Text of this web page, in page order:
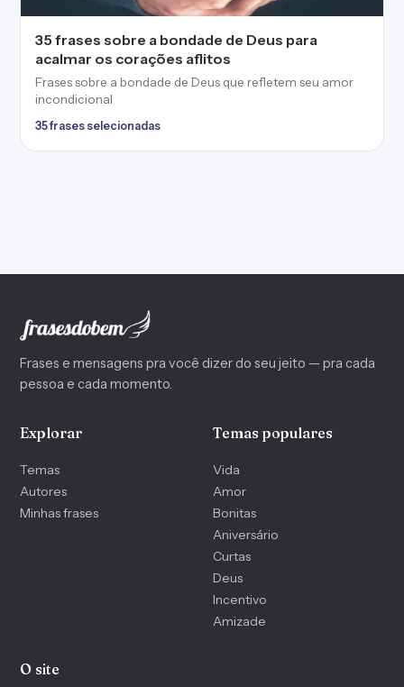
35 frases sobre a bondade de Deus para
acalmar os corações aflitos
Frases sobre a bondade de Deus que refletem seu amor
incondicional
35 frases selecionadas
Frases e mensagens pra você dizer do seu jeito — pra cada
pessoa e cada momento.
Explorar
Temas
Autores
Minhas frases
Temas populares
Vida
Amor
Bonitas
Aniversário
Curtas
Deus
Incentivo
Amizade
O site